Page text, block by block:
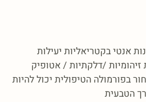
אנטי בקטריאליות יעילות
/דלקתיות / אטופיק
בפורמולה הטיפולית יכול להיות
הטבעית